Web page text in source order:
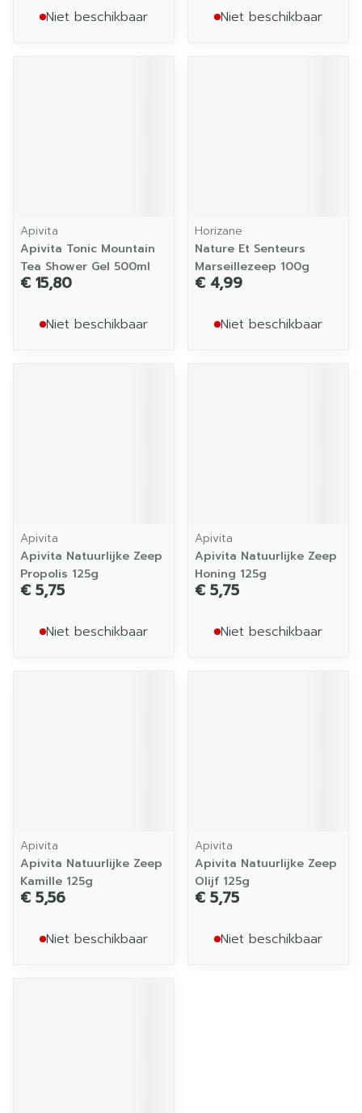
Niet beschikbaar Niet beschikbaar
Apivita
Apivita Tonic Mountain
Tea Shower Gel 500ml
€ 15,80
Niet beschikbaar
Horizane
Nature Et Senteurs
Marseillezeep 100g
€ 4,99
Niet beschikbaar
Apivita
Apivita Natuurlijke Zeep
Propolis 125g
€ 5,75
Niet beschikbaar
Apivita
Apivita Natuurlijke Zeep
Honing 125g
€ 5,75
Niet beschikbaar
Apivita
Apivita Natuurlijke Zeep
Kamille 125g
€ 5,56
Niet beschikbaar
Apivita
Apivita Natuurlijke Zeep
Olijf 125g
€ 5,75
Niet beschikbaar